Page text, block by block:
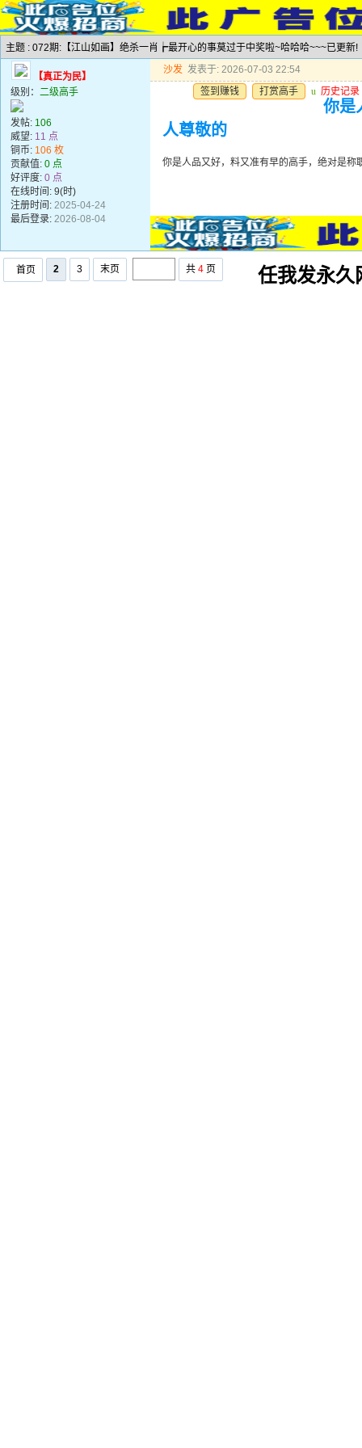
主题 : 072期:【江山如画】绝杀一肖┢最开心的事莫过于中奖啦~哈哈哈~~~已更新!
【真正为民】
级别： 二级高手
发帖: 106
威望: 11 点
铜币: 106 枚
贡献值: 0 点
好评度: 0 点
在线时间: 9(时)
注册时间: 2025-04-24
最后登录: 2026-08-04
沙发 发表于: 2026-07-03 22:54
签到赚钱
打赏高手 u 历史记录
你是
人尊敬的
你是人品又好，料又准有早的高手，绝对是称
首页 2 3 末页 共 4 页 任我发永久